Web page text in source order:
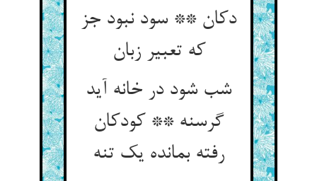
دکان ** سود نبود جز
که تعبیر زبان‏
شب شود در خانه آید
گرسنه ** کودکان
رفته بمانده یک تنه‏